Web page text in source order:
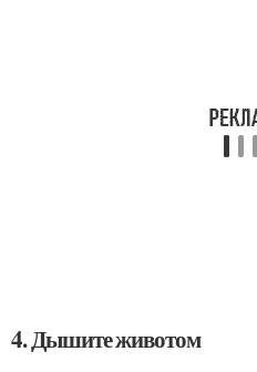
4. Дышите животом